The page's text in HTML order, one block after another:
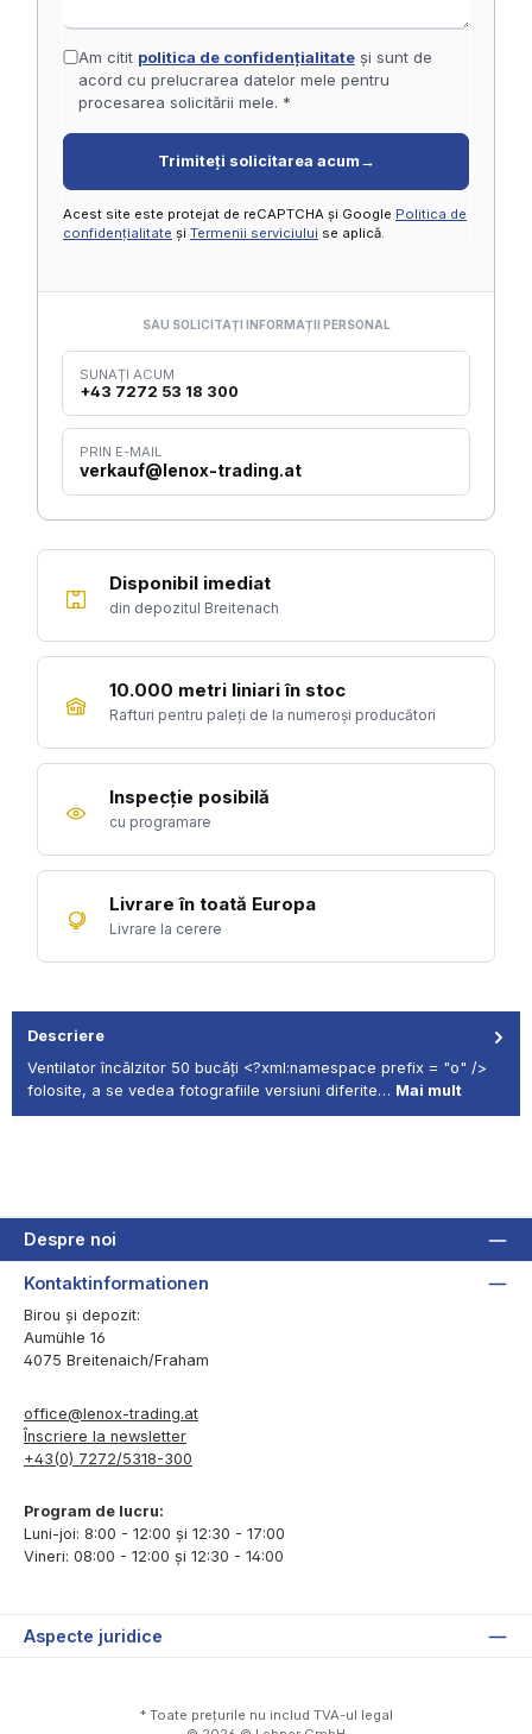
Am citit politica de confidențialitateși sunt de
acord cu prelucrarea datelor mele pentru
procesarea solicitării mele. *
Trimiteți solicitarea acum →
Acest site este protejat de reCAPTCHA și Google Politica de
confidențialitate și Termenii serviciului se aplică.
SAU SOLICITAȚI INFORMAȚII PERSONAL
SUNAȚI ACUM
+43 7272 53 18 300
PRIN E-MAIL
verkauf@lenox-trading.at
Disponibil imediat
din depozitul Breitenach
10.000 metri liniari în stoc
Rafturi pentru paleți de la numeroși producători
Inspecție posibilă
cu programare
Livrare în toată Europa
Livrare la cerere
Descriere
Ventilator încălzitor 50 bucăți <?xml:namespace prefix = "o" />
folosite, a se vedea fotografiile versiuni diferite… Mai mult
Despre noi
Kontaktinformationen
Birou și depozit:
Aumühle 16
4075 Breitenaich/Fraham
office@lenox-trading.at
Înscriere la newsletter
+43(0) 7272/5318-300
Program de lucru:
Luni-joi: 8:00 - 12:00 și 12:30 - 17:00
Vineri: 08:00 - 12:00 și 12:30 - 14:00
Aspecte juridice
* Toate prețurile nu includ TVA-ul legal